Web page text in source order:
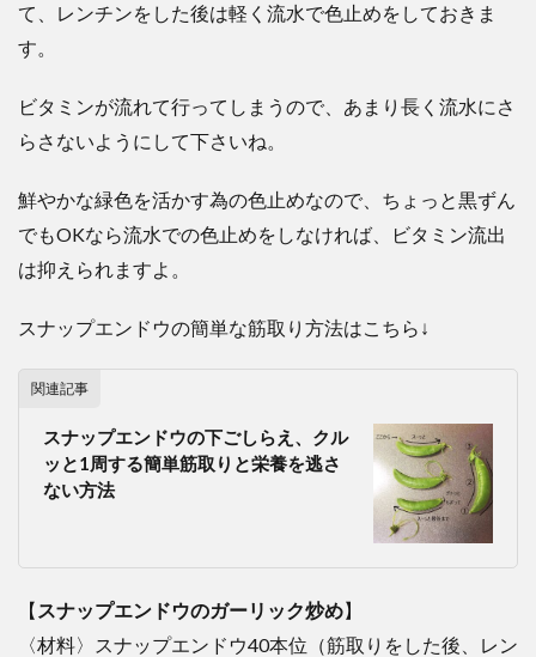
て、レンチンをした後は軽く流水で色止めをしておきま
す。
ビタミンが流れて行ってしまうので、あまり長く流水にさ
らさないようにして下さいね。
鮮やかな緑色を活かす為の色止めなので、ちょっと黒ずん
でもOKなら流水での色止めをしなければ、ビタミン流出
は抑えられますよ。
スナップエンドウの簡単な筋取り方法はこちら↓
関連記事
スナップエンドウの下ごしらえ、クル
ッと1周する簡単筋取りと栄養を逃さ
ない方法
【 スナップエンドウのガーリック炒め】
〈材料〉スナップエンドウ40本位（筋取りをした後、レン